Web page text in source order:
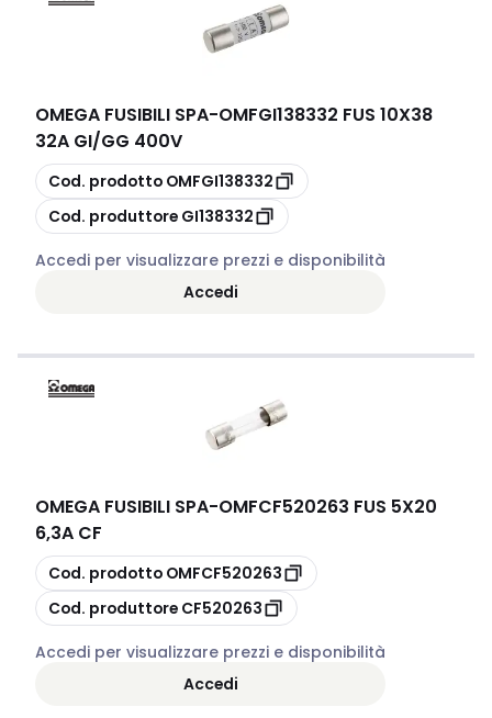
OMEGA FUSIBILI SPA-OMFGI138332 FUS 10X38
32A GI/GG 400V
copia
Cod. prodotto OMFGI138332
copia
Cod. produttore GI138332
Accedi per visualizzare prezzi e disponibilità
Accedi
OMEGA FUSIBILI SPA-OMFCF520263 FUS 5X20
6,3A CF
copia
Cod. prodotto OMFCF520263
copia
Cod. produttore CF520263
Accedi per visualizzare prezzi e disponibilità
Accedi